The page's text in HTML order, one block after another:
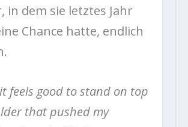
in dem sie letztes Jahr
Chance hatte, endlich
feels good to stand on top
that pushed my